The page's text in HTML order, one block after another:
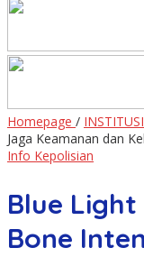
Homepage / INSTITUSI
Jaga Keamanan dan
Info Kepolisian
Blue
Bone